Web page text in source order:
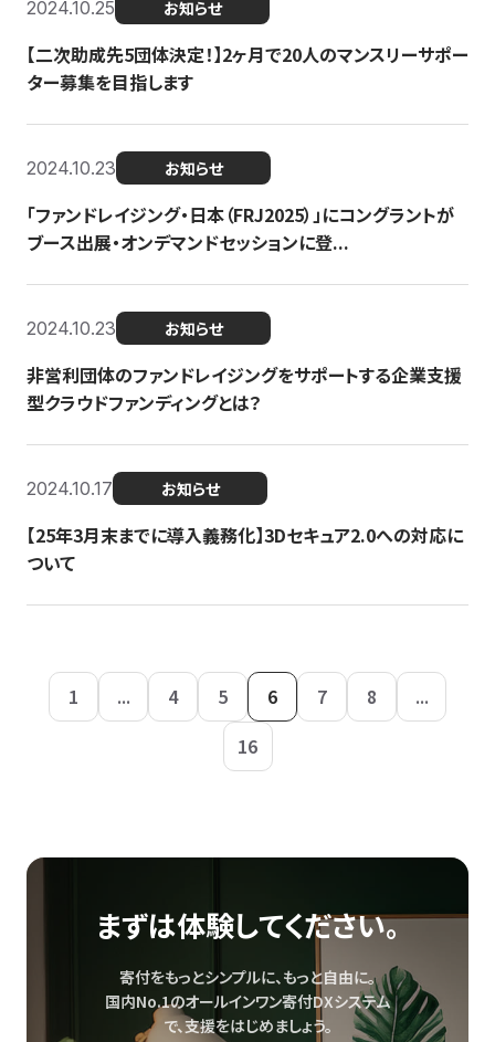
2024.10.25 お知らせ
【二次助成先5団体決定！】2ヶ月で20人のマンスリーサポー
ター募集を目指します
2024.10.23 お知らせ
「ファンドレイジング・日本（FRJ2025）」にコングラントが
ブース出展・オンデマンドセッションに登...
2024.10.23 お知らせ
非営利団体のファンドレイジングをサポートする企業支援
型クラウドファンディングとは？
2024.10.17 お知らせ
【25年3月末までに導入義務化】3Dセキュア2.0への対応に
ついて
1 ... 4 5 6 7 8
...
16
まずは体験してください。
寄付をもっとシンプルに、もっと自由に。
国内No.1のオールインワン寄付DXシステム
で、支援をはじめましょう。